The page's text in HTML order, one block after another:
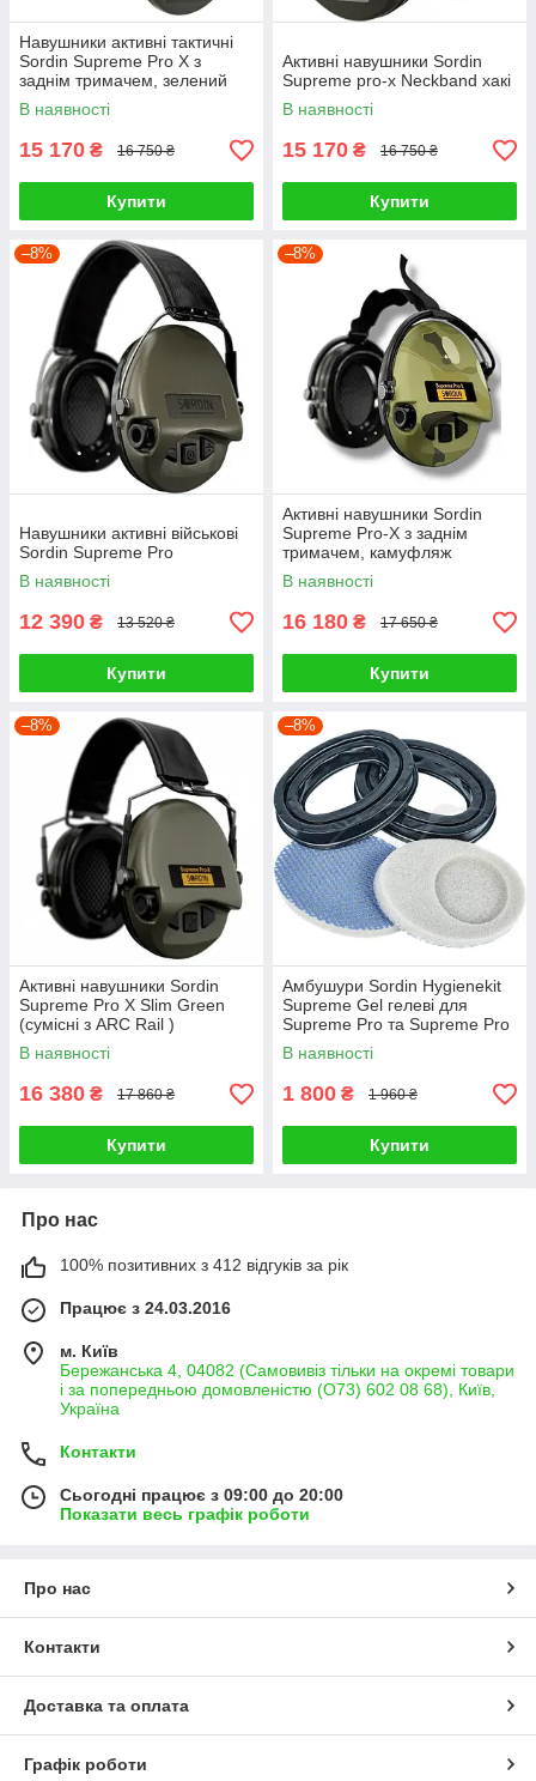
Навушники активні тактичні
Sordin Supreme Pro X з
заднім тримачем, зелений
В наявності
15 170 ₴ 16 750 ₴
Купити
Активні навушники Sordin
Supreme pro-x Neckband хакі
В наявності
15 170 ₴ 16 750 ₴
Купити
–8%
Навушники активні військові
Sordin Supreme Pro
В наявності
12 390 ₴ 13 520 ₴
Купити
–8%
Активні навушники Sordin
Supreme Pro-X з заднім
тримачем, камуфляж
В наявності
16 180 ₴ 17 650 ₴
Купити
–8%
Активні навушники Sordin
Supreme Pro X Slim Green
(сумісні з ARC Rail )
В наявності
16 380 ₴ 17 860 ₴
Купити
–8%
Амбушури Sordin Hygienekit
Supreme Gel гелеві для
Supreme Pro та Supreme Pro
X
В наявності
1 800 ₴ 1 960 ₴
Купити
Про нас
100% позитивних з 412 відгуків за рік
Працює з 24.03.2016
м. Київ
Бережанська 4, 04082 (Самовивіз тільки на окремі товари
і за попередньою домовленістю (О73) 602 08 68), Київ,
Україна
Контакти
Сьогодні працює з 09:00 до 20:00
Показати весь графік роботи
Про нас
Контакти
Доставка та оплата
Графік роботи